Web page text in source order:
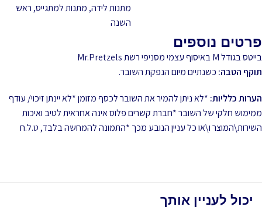
מתנות לידה, מתנות למתגייס, ראש
השנה
פרטים נוספים
בייטס בגודל M באיסוף עצמי מסניפי רשת Mr.Pretzels
תוקף הטבה: כשנתיים מיום הנפקת השובר.
הערות כלליות: *לא ניתן להמיר את השובר לכסף מזומן *לא יינתן זיכוי/ עודף
ממימוש חלקי של השובר *חברת קשרים פלוס אינה אחראית לטיב ואיכות
השירות\המוצר ו\או כל עניין הנובע מכך *התמונה להמחשה בלבד, ט.ל.ח
יכול לעניין אותך